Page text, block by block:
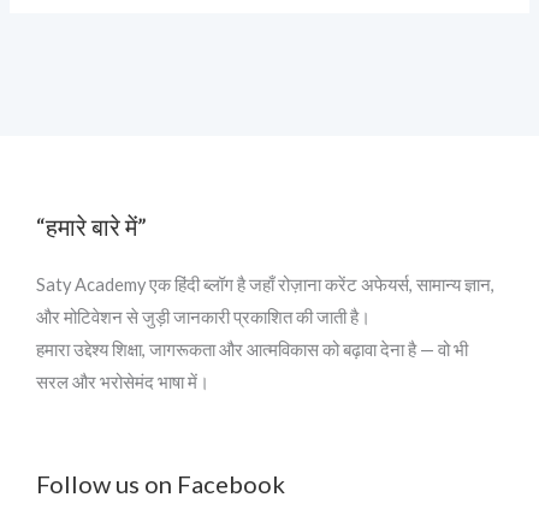
“हमारे बारे में”
Saty Academy एक हिंदी ब्लॉग है जहाँ रोज़ाना करेंट अफेयर्स, सामान्य ज्ञान,
और मोटिवेशन से जुड़ी जानकारी प्रकाशित की जाती है।
हमारा उद्देश्य शिक्षा, जागरूकता और आत्मविकास को बढ़ावा देना है — वो भी
सरल और भरोसेमंद भाषा में।
Follow us on Facebook